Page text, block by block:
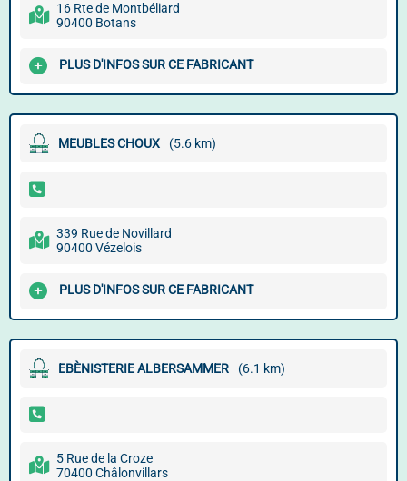
16 Rte de Montbéliard
90400 Botans
PLUS D'INFOS SUR CE FABRICANT
MEUBLES CHOUX (5.6 km)
339 Rue de Novillard
90400 Vézelois
PLUS D'INFOS SUR CE FABRICANT
EBÈNISTERIE ALBERSAMMER (6.1 km)
5 Rue de la Croze
70400 Châlonvillars